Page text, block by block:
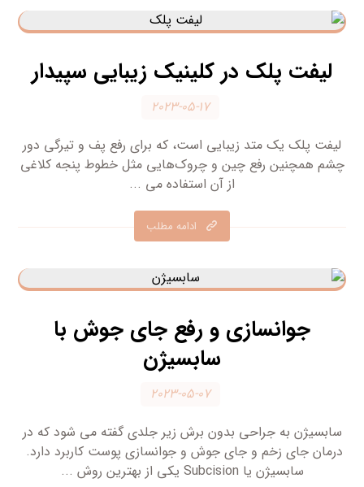
لیفت پلک در کلینیک زیبایی سپیدار
۲۰۲۳-۰۵-۱۷
لیفت پلک یک متد زیبایی است، که برای رفع پف و تیرگی دور
چشم همچنین رفع چین و چروک‌هایی مثل خطوط پنجه کلاغی
از آن استفاده می ...
ادامه مطلب
جوانسازی و رفع جای جوش با
سابسیژن
۲۰۲۳-۰۵-۰۷
سابسیژن به جراحی بدون برش زیر جلدی گفته می شود که در
درمان جای زخم و جای جوش و جوانسازی پوست کاربرد دارد.
سابسیژن یا Subcision یکی از بهترین روش ...